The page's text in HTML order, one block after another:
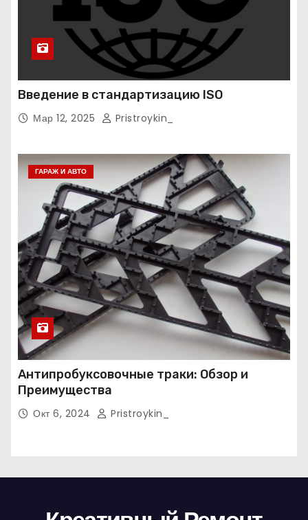
Введение в стандартизацию ISO
Мар 12, 2025 Pristroykin_
ГАРАЖ И АВТО
Антипробуксовочные траки: Обзор и
Преимущества
Окт 6, 2024 Pristroykin_